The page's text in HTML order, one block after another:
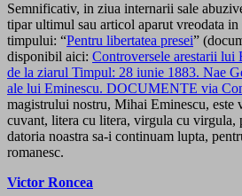
Semnificativ, in ziua internarii sale
tipar ultimul sau articol aparut vreodata
timpului: “Pentru libertatea presei”
disponibil aici: Controversele arestarii lui
de la ziarul Timpul: 28 iunie 1883. Nae
ale lui Eminescu. DOCUMENTE via
magistrului nostru, Mihai Eminescu, este
cuvant, litera cu litera, virgula cu virgula,
datoria noastra sa-i continuam lupta,
romanesc.
Victor Roncea